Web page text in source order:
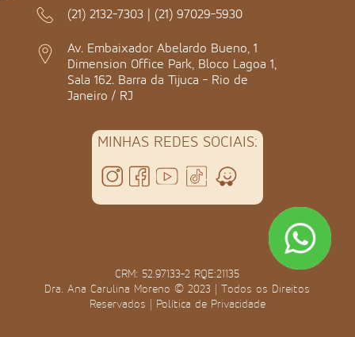
(21) 2132-7303 | (21) 97029-5930
Av. Embaixador Abelardo Bueno, 1
Dimension Office Park, Bloco Lagoa 1,
Sala 162. Barra da Tijuca - Rio de
Janeiro / RJ
MINHAS REDES SOCIAIS:
CRM: 52.97133-2 RQE:21135
Dra. Ana Carulina Moreno © 2023 | Todos os Direitos
Reservados | Política de Privacidade